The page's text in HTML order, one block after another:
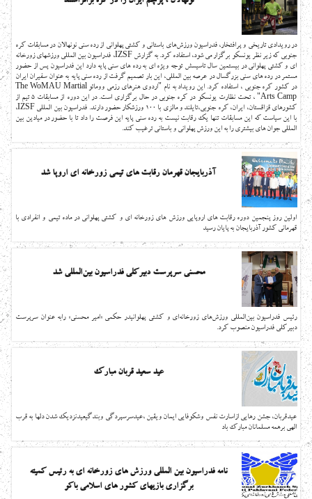
در رویدادی تاریخی و پرافتخار، فدراسیون ورزش‌های باستانی و کشتی پهلوانی از رده سنی نونهالان در مسابقات کره
جنوبی که زیر نظر یونسکو برگزار می شود، استفاده کرد. به گزارش IZSF، فدراسیون بین المللی ورزشهای زورخانه
ای و کشتی پهلوانی در بیستمین سال تاسیسش توجه ویژه ای به رده های سنی پایه دارد این فدراسیون پس از حضور
مستمر در رده های سنی بزرگسال در عرصه بین المللی، این بار تصمیم گرفت از رده سنی پایه به عنوان سفیران ایران
در کشور کره جنوبی ، استفاده کرد. این رویداد به نام "اردوی هنرهای رزمی وومائو The WoMAU Martial
Arts Camp" ، تحت نظارت یونسکو در کره جنوبی در حال برگزاری است. در این دوره از مسابقات 5 تیم از
کشورهای قزاقستان، ایران، کره جنوبی،تایلند و مالزی با 100 ورزشکار حضور دارند. فدراسیون بین المللی IZSF،
با این سیاست که این مسابقات تنها یک رقابت نیست به رده سنی پایه این فرصت را داد تا با حضور در میادین بین
المللی جوان های بیشتری را به این ورزش پهلوانی و باستانی ترغیب کند.
آذربایجان قهرمان رقابت های تیمی زورخانه ای اروپا شد
اولین روز پنجمین دوره رقابت های اروپایی ورزش های زورخانه ای و کشتی پهلوانی در ماده تیمی و انفرادی با
قهرمانی کشور آذربایجان به پایان رسید
محسنی سرپرست دبیرکلی فدراسیون بین‌المللی شد
رئیس فدراسیون بین‌المللی ورزش‌های زورخانه‌ای و کشتی پهلوانیدر حکمی «امیر محسنی» رابه عنوان سرپرست
دبیرکلی فدراسیون منصوب کرد.
عید سعید قربان مبارک
عیدقربان، جشن رهایی ازاسارت نفس وشکوفایی ایمان ویقین ،عیدسرسپردگی وبندگیعیدنزدیک شدن دلها به قرب
الهی برهمه مسلمانان مبارک باد
نامه فدراسیون بین المللی ورزش های زورخانه ای به رئیس کمیته
برگزاری بازیهای کشور های اسلامی باکو